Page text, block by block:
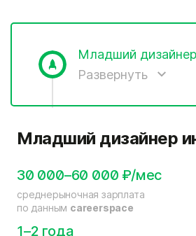
Младший дизайнер
Развернуть
Младший дизайнер
30 000–60 000 ₽/мес
среднерыночная зарплата
по данным careerspace
1–2 года